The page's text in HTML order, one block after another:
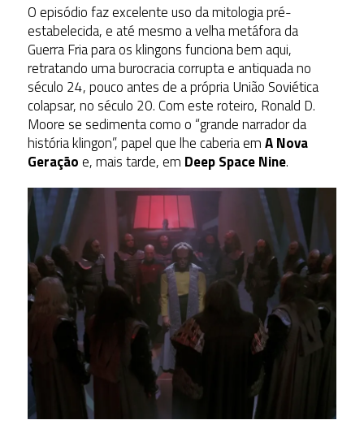
O episódio faz excelente uso da mitologia pré-
estabelecida, e até mesmo a velha metáfora da
Guerra Fria para os klingons funciona bem aqui,
retratando uma burocracia corrupta e antiquada no
século 24, pouco antes de a própria União Soviética
colapsar, no século 20. Com este roteiro, Ronald D.
Moore se sedimenta como o “grande narrador da
história klingon”, papel que lhe caberia emA Nova
Geraçãoe, mais tarde, em Deep Space Nine.